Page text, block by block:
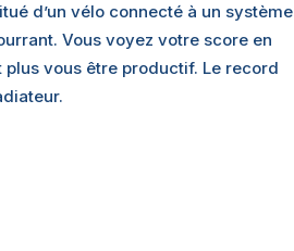
d’un vélo connecté à un système
Vous voyez votre score en
vous être productif. Le record